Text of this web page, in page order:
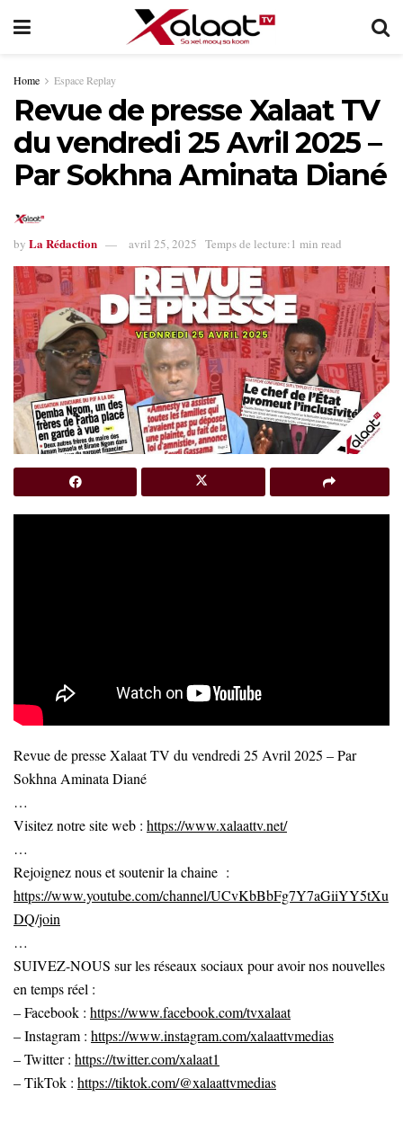
Home Espace Replay
Revue de presse Xalaat TV
du vendredi 25 Avril 2025 –
Par Sokhna Aminata Diané
by La Rédaction avril 25, 2025 Temps de lecture:1 min read
Revue de presse Xalaat TV du vendredi 25 Avril 2025 – Par
Sokhna Aminata Diané
…
Visitez notre site web : https://www.xalaattv.net/
…
Rejoignez nous et soutenir la chaine :
https://www.youtube.com/channel/UCvKbBbFg7Y7aGiiYY5tXu
DQ/join
…
SUIVEZ-NOUS sur les réseaux sociaux pour avoir nos nouvelles
en temps réel :
– Facebook : https://www.facebook.com/tvxalaat
– Instagram : https://www.instagram.com/xalaattvmedias
– Twitter : https://twitter.com/xalaat1
– TikTok : https://tiktok.com/@xalaattvmedias